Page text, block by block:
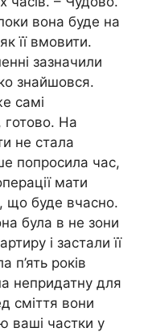
вона буде на
її вмовити.
зазначили
знайшовся.
самі
готово. На
не стала
попросила час,
мати
що буде вчасно.
була в не зони
і застали її
п’ять років
непридатну для
сміття вони
ваші частки у